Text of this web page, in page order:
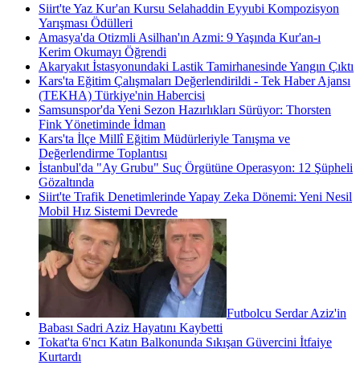
Siirt'te Yaz Kur'an Kursu Selahaddin Eyyubi Kompozisyon
Yarışması Ödülleri
Amasya'da Otizmli Asilhan'ın Azmi: 9 Yaşında Kur'an-ı
Kerim Okumayı Öğrendi
Akaryakıt İstasyonundaki Lastik Tamirhanesinde Yangın Çıktı
Kars'ta Eğitim Çalışmaları Değerlendirildi - Tek Haber Ajansı
(TEKHA) Türkiye'nin Habercisi
Samsunspor'da Yeni Sezon Hazırlıkları Sürüyor: Thorsten
Fink Yönetiminde İdman
Kars'ta İlçe Millî Eğitim Müdürleriyle Tanışma ve
Değerlendirme Toplantısı
İstanbul'da "Ay Grubu" Suç Örgütüne Operasyon: 12 Şüpheli
Gözaltında
Siirt'te Trafik Denetimlerinde Yapay Zeka Dönemi: Yeni Nesil
Mobil Hız Sistemi Devrede
Futbolcu Serdar Aziz'in
Babası Sadri Aziz Hayatını Kaybetti
Tokat'ta 6'ncı Katın Balkonunda Sıkışan Güvercini İtfaiye
Kurtardı